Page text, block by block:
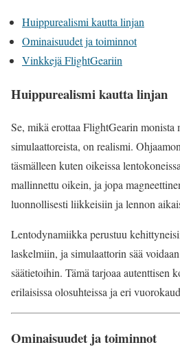
Huippurealismi kautta linjan
Ominaisuudet ja toiminnot
Vinkkejä FlightGeariin
Huippurealismi kautta linjan
Se, mikä erottaa FlightGearin monista
simulaattoreista, on realismi.
täsmälleen kuten oikeissa
mallinnettu oikein, ja jopa
luonnollisesti liikkeisiin ja lennon
Lentodynamiikka perustuu
laskelmiin, ja simulaattorin sää
säätietoihin. Tämä tarjoaa autenttisen
erilaisissa olosuhteissa ja eri
Ominaisuudet ja toiminnot